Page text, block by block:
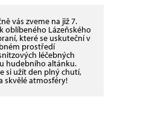
vás zveme na již 7.
oblíbeného Lázeňského
které se uskuteční v
prostředí
léčebných
hudebního altánku.
si užít den plný chutí,
skvělé atmosféry!